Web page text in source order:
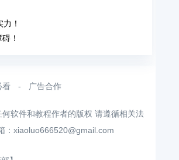
！
！
看 - 广告合作
软件和教程作者的版权 请遵循相关法
： xiaoluo666520@gmail.com